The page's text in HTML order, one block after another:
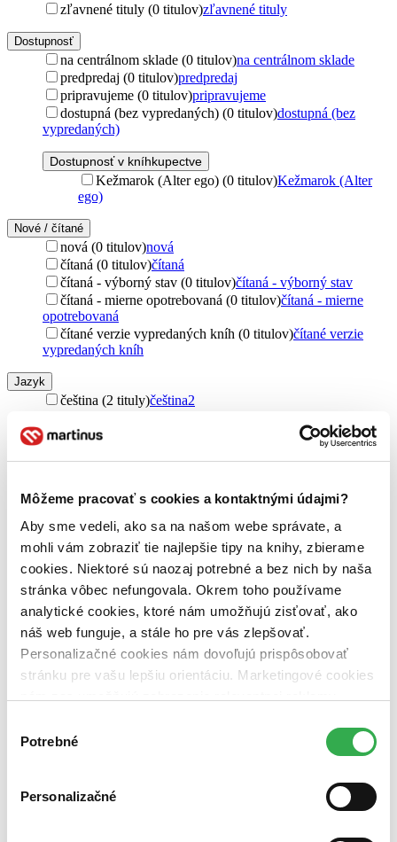
Môžeme pracovať s cookies a kontaktnými údajmi?
Aby sme vedeli, ako sa na našom webe správate, a
mohli vám zobraziť tie najlepšie tipy na knihy, zbierame
cookies. Niektoré sú naozaj potrebné a bez nich by naša
stránka vôbec nefungovala. Okrem toho používame
analytické cookies, ktoré nám umožňujú zisťovať, ako
náš web funguje, a stále ho pre vás zlepšovať.
Personalizačné cookies nám dovoľujú prispôsobovať
stránku pre vašu lepšiu orientáciu. Marketingové cookies
nám pomohlo, keby sme mohli používať všetky tieto
súhlasu
Potrebné
Personalizačné
zľavnené tituly (0 titulov)zľavnené tituly
Dostupnosť
na centrálnom sklade (0 titulov)na centrálnom sklade
predpredaj (0 titulov)predpredaj
pripravujeme (0 titulov)pripravujeme
dostupná (bez vypredaných) (0 titulov)dostupná (bez
vypredaných)
Dostupnosť v kníhkupectve
Kežmarok (Alter ego) (0 titulov)Kežmarok (Alter
ego)
Nové / čítané
nová (0 titulov)nová
čítaná (0 titulov)čítaná
čítaná - výborný stav (0 titulov)čítaná - výborný stav
čítaná - mierne opotrebovaná (0 titulov)čítaná - mierne
opotrebovaná
čítané verzie vypredaných kníh (0 titulov)čítané verzie
vypredaných kníh
Jazyk
čeština (2 tituly)čeština2
Vydavateľstvo
brožovaná väzba (2 tituly)brožovaná väzba2
Zúžiť výber
Zoradiť
Bestsellery
Top hodnotené
Novinky
Najdrahšie
Najvyššia zľava